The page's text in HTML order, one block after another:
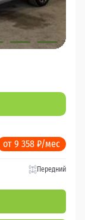
от 9 358 ₽/мес
Передний